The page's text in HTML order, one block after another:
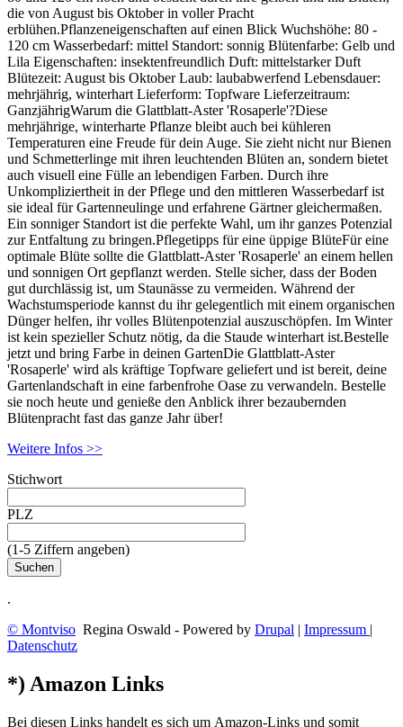
die von August bis Oktober in voller Pracht
erblühen.Pflanzeneigenschaften auf einen Blick Wuchshöhe: 80 -
120 cm Wasserbedarf: mittel Standort: sonnig Blütenfarbe: Gelb und
Lila Eigenschaften: insektenfreundlich Duft: mittelstarker Duft
Blütezeit: August bis Oktober Laub: laubabwerfend Lebensdauer:
mehrjährig, winterhart Lieferform: Topfware Lieferzeitraum:
GanzjährigWarum die Glattblatt-Aster 'Rosaperle'?Diese
mehrjährige, winterharte Pflanze bleibt auch bei kühleren
Temperaturen eine Freude für dein Auge. Sie zieht nicht nur Bienen
und Schmetterlinge mit ihren leuchtenden Blüten an, sondern bietet
auch visuell eine Fülle an lebendigen Farben. Durch ihre
Unkompliziertheit in der Pflege und den mittleren Wasserbedarf ist
sie ideal für Gartenneulinge und erfahrene Gärtner gleichermaßen.
Ein sonniger Standort ist die perfekte Wahl, um ihr ganzes Potenzial
zur Entfaltung zu bringen.Pflegetipps für eine üppige BlüteFür eine
optimale Blüte sollte die Glattblatt-Aster 'Rosaperle' an einem hellen
und sonnigen Ort gepflanzt werden. Stelle sicher, dass der Boden
gut durchlässig ist, um Staunässe zu vermeiden. Während der
Wachstumsperiode kannst du ihr gelegentlich mit einem organischen
Dünger helfen, ihr volles Blütenpotenzial auszuschöpfen. Im Winter
ist kein spezieller Schutz nötig, da die Staude winterhart ist.Bestelle
jetzt und bring Farbe in deinen GartenDie Glattblatt-Aster
'Rosaperle' wird als kräftige Topfware geliefert und ist bereit, deine
Gartenlandschaft in eine farbenfrohe Oase zu verwandeln. Bestelle
sie noch heute und genieße den Anblick ihrer bezaubernden
Blütenpracht fast das ganze Jahr über!
Weitere Infos >>
Stichwort
PLZ
(1-5 Ziffern angeben)
.
© Montviso Regina Oswald - Powered by Drupal | Impressum |
Datenschutz
*) Amazon Links
Bei diesen Links handelt es sich um Amazon-Links und somit